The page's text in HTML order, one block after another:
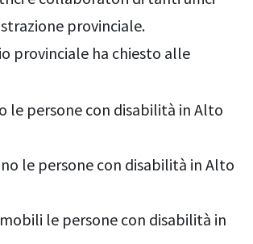
provinciale.
provinciale ha chiesto alle
le persone con disabilità in Alto
le persone con disabilità in Alto
le persone con disabilità in